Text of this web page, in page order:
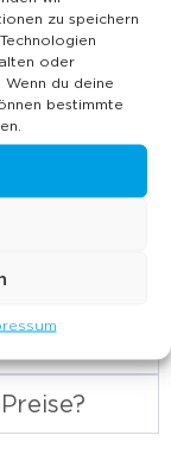
zu speichern
oder
du deine
bestimmte
Auto